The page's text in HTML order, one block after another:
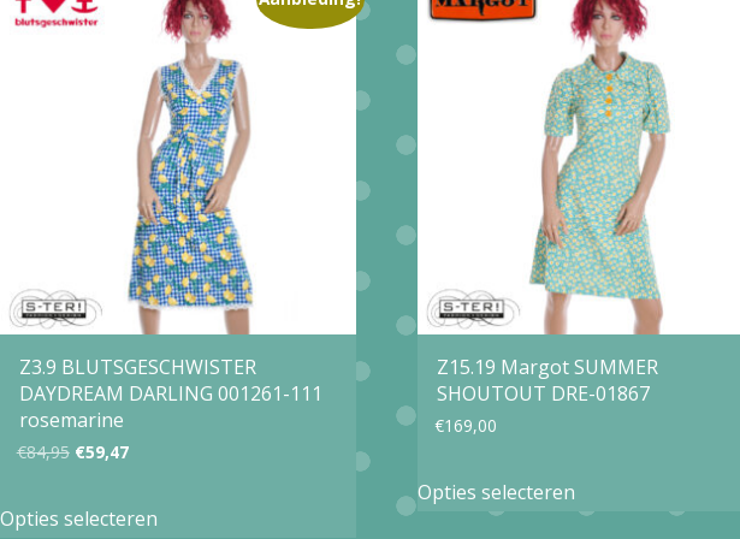
variaties.
Deze
optie
kan
gekozen
worden
op
de
productpagina
variaties.
Deze
optie
kan
gekozen
worden
op
de
productpagina
Z3.9 BLUTSGESCHWISTER
DAYDREAM DARLING 001261-111
rosemarine
€84,95 Oorspronkelijke
was:
€59,47Huidige
is:
Opties selecteren
Z15.19 Margot SUMMER
SHOUTOUT DRE-01867
€169,00
Opties selecteren
product